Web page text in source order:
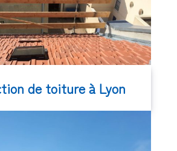
de toiture à Lyon